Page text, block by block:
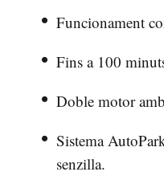
Funcionament
Fins a 100
Doble motor
Sistema
senzilla.